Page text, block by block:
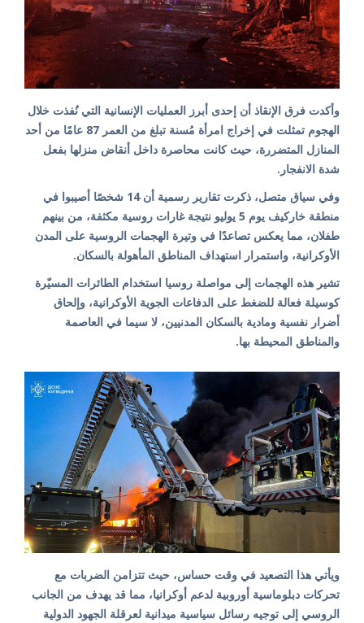
وأكدت فرق الإنقاذ أن إحدى أبرز العمليات الإنسانية التي نُفذت خلال
الهجوم تمثلت في إخراج امرأة مُسنة تبلغ من العمر 87 عامًا من أحد
المنازل المتضررة، حيث كانت محاصرة داخل أنقاض منزلها بفعل
شدة الانفجار.
وفي سياق متصل، ذكرت تقارير رسمية أن 14 شخصًا أصيبوا في
منطقة خاركيف يوم 5 يوليو نتيجة غارات روسية مكثفة، من بينهم
طفلان، مما يعكس تصاعدًا في وتيرة الهجمات الروسية على المدن
الأوكرانية، واستمرار استهداف المناطق المأهولة بالسكان.
تشير هذه الهجمات إلى مواصلة روسيا استخدام الطائرات المسيّرة
كوسيلة فعالة للضغط على الدفاعات الجوية الأوكرانية، وإلحاق
أضرار نفسية ومادية بالسكان المدنيين، لا سيما في العاصمة
والمناطق المحيطة بها.
ويأتي هذا التصعيد في وقت حساس، حيث تتزامن الضربات مع
تحركات دبلوماسية أوروبية لدعم أوكرانيا، مما قد يهدف من الجانب
الروسي إلى توجيه رسائل سياسية ميدانية لعرقلة الجهود الدولية